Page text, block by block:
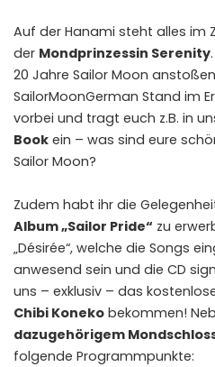
Auf der Hanami steht alles im
der Mondprinzessin Serenity
20 Jahre Sailor Moon
SailorMoonGerman Stand im
vorbei und tragt euch z.B. in
Book ein – was sind eure
Sailor Moon?
Zudem habt ihr die
Album „Sailor Pride“ zu
„Désirée“, welche die Songs
anwesend sein und die CD
uns – exklusiv – das
Chibi Koneko bekommen!
dazugehörigem
folgende Programmpunkte: